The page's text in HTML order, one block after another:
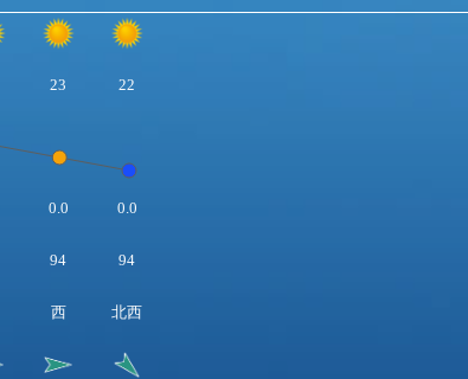
23 22
0.0 0.0
94 94
西 北西